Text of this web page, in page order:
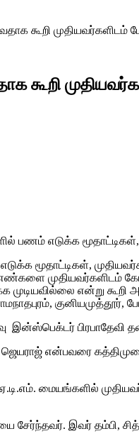
கூறி முதியவர்களிடம்
கூறி
எடுக்க மூதாட்டிகள்,
மூதாட்டிகள்,
எண்களை
முடியவில்லை என்று
குனியமுத்தூர்,
இன்ஸ்பெக்டர்
ஜெயராஜ் என்பவரை
மையங்களில்
சேர்ந்தவர். இவர் தம்பி,